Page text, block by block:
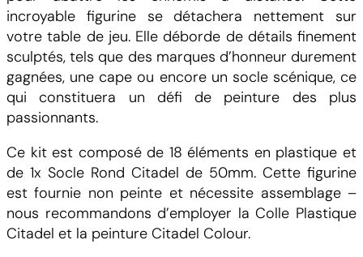
incroyable figurine se détachera nettement sur
votre table de jeu. Elle déborde de détails finement
sculptés, tels que des marques d’honneur durement
gagnées, une cape ou encore un socle scénique, ce
qui constituera un défi de peinture des plus
passionnants.
Ce kit est composé de 18 éléments en plastique et
de 1x Socle Rond Citadel de 50mm. Cette figurine
est fournie non peinte et nécessite assemblage –
nous recommandons d’employer la Colle Plastique
Citadel et la peinture Citadel Colour.